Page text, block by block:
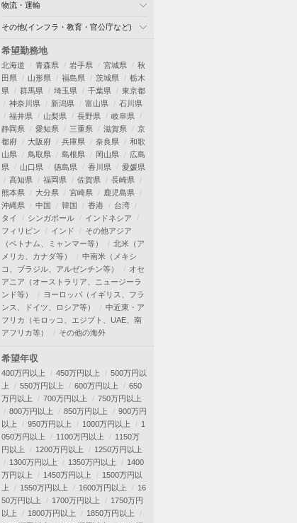
物流・運輸
その他(インフラ・教育・官公庁など)
希望勤務地
北海道 青森県 岩手県 宮城県
秋
田県
山形県 福島県 茨城県
栃木
県
群馬県 埼玉県 千葉県
東京都
神奈川県
新潟県 富山県
石川県
福井県
山梨県 長野県
岐阜県
静岡県
愛知県 三重県 滋賀県
京
都府
大阪府 兵庫県 奈良県
和歌
山県
鳥取県 島根県 岡山県
広島
県
山口県 徳島県 香川県
愛媛県
高知県
福岡県 佐賀県
長崎県
熊本県
大分県 宮崎県
鹿児島県
沖縄県
中国 韓国 香港
台湾
タイ
シンガポール
インドネシア
フィリピン
インド
その他アジア
（ベトナム、ミャンマー等）
北米（ア
メリカ、カナダ等）
中南米（メキシ
コ、ブラジル、アルゼンチン等）
オセ
アニア（オーストラリア、ニュージーラ
ンド等）
ヨーロッパ（イギリス、フラ
ンス、ドイツ、ロシア等）
中近東・ア
フリカ（モロッコ、エジプト、UAE、南
アフリカ等）
その他の海外
希望年収
400万円以上 450万円以上
500万円以
上
550万円以上 600万円以上
650
万円以上
700万円以上
750万円以上
800万円以上
850万円以上
900万円
以上
950万円以上 1000万円以上
1
050万円以上
1100万円以上
1150万
円以上
1200万円以上
1250万円以上
1300万円以上
1350万円以上
1400
万円以上
1450万円以上
1500万円以
上
1550万円以上 1600万円以上
16
50万円以上
1700万円以上
1750万円
以上
1800万円以上
1850万円以上